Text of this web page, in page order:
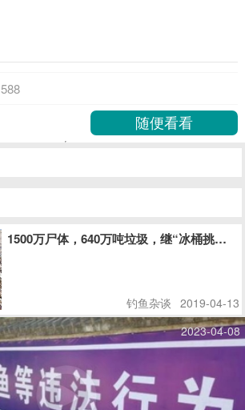
588
1500万尸体，640万吨垃圾，继“冰桶挑战”
钓鱼杂谈 2019-04-13
2023-04-08